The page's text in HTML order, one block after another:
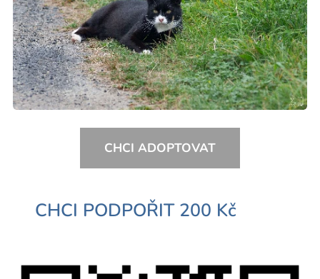
CHCI ADOPTOVAT
CHCI PODPOŘIT 200 Kč⏩⏩